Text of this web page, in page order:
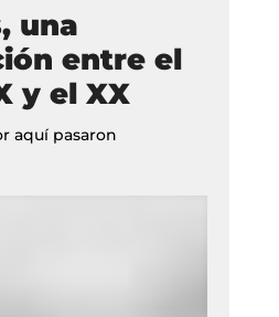
una
entre el
y el XX
aquí pasaron